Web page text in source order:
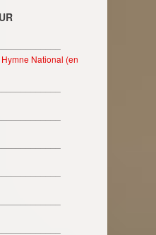
National (en